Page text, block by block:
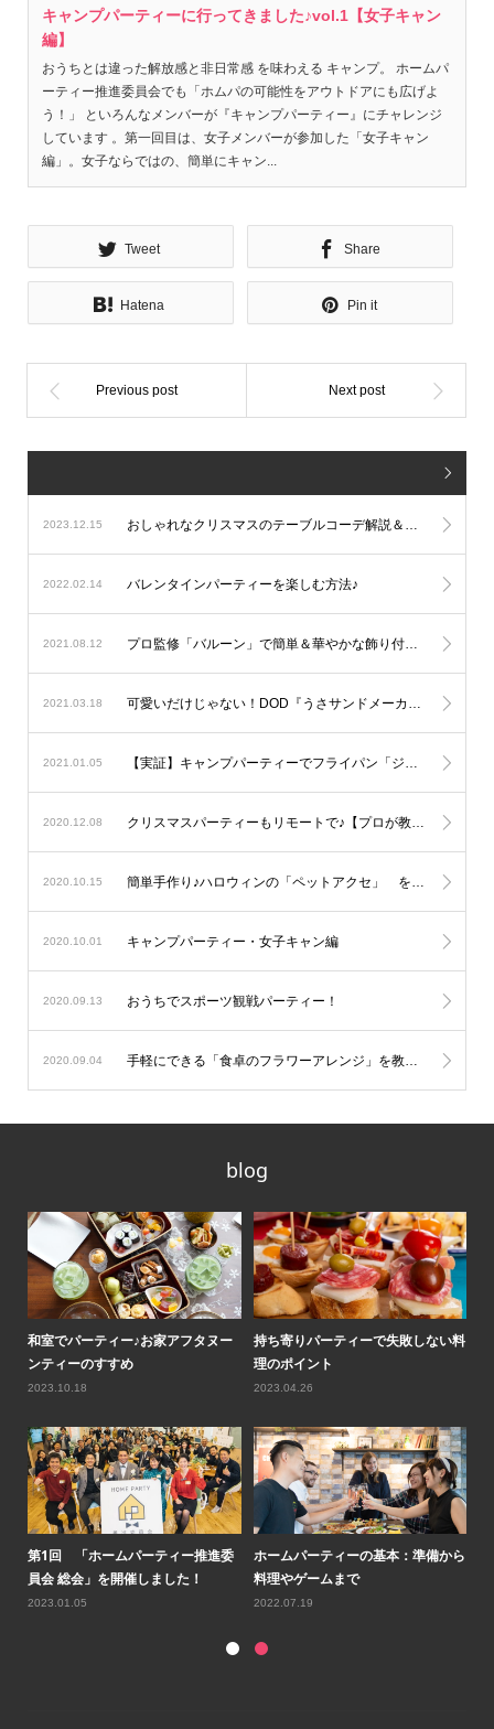
キャンプパーティーに行ってきました♪vol.1【女子キャン
編】
おうちとは違った解放感と非日常感 を味わえる キャンプ。 ホームパ
ーティー推進委員会でも「ホムパの可能性をアウトドアにも広げよ
う！」 といろんなメンバーが『キャンプパーティー』にチャレンジ
しています 。第一回目は、女子メンバーが参加した「女子キャン
編」。女子ならではの、簡単にキャン...
Tweet Share
Hatena Pin it
2023.12.15 おしゃれなクリスマスのテーブルコーデ解説＆実例
2022.02.14 バレンタインパーティーを楽しむ方法♪
2021.08.12 プロ監修「バルーン」で簡単＆華やかな飾り付けテクニック
2021.03.18 可愛いだけじゃない！DOD『うさサンドメーカー』でホットサンドのキャンプパーティー ♪
2021.01.05 【実証】キャンプパーティーでフライパン「ジュウ」を愛用する理由 を公開しました♪
2020.12.08 クリスマスパーティーもリモートで♪【プロが教えるテーブルコーデ】 を公開しました♪
2020.10.15 簡単手作り♪ハロウィンの「ペットアクセ」 を公開しました♪
2020.10.01 キャンプパーティー・女子キャン編
2020.09.13 おうちでスポーツ観戦パーティー！
2020.09.04 手軽にできる「食卓のフラワーアレンジ」を教えてもらいました！
blog
和室でパーティー♪お家アフタヌー
ンティーのすすめ
2023.10.18
持ち寄りパーティーで失敗しない料
理のポイント
2023.04.26
第1回 「ホームパーティー推進委
員会 総会」を開催しました！
2023.01.05
ホームパーティーの基本：準備から
料理やゲームまで
2022.07.19